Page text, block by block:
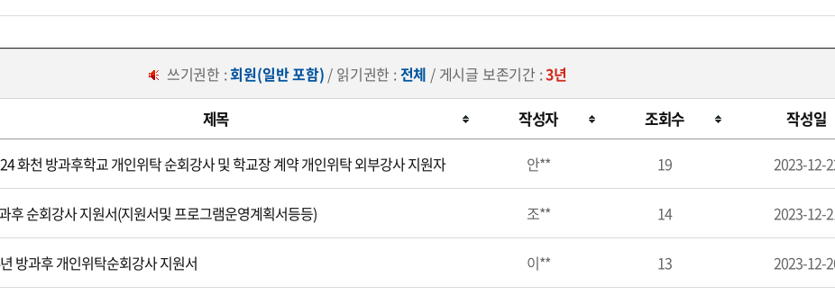
쓰기권한 :회원(일반 포함) / 읽기권한 :전체 / 게시글 보존기간 :3년
제목 작성자 조회수 작성일
화천 방과후학교 개인위탁 순회강사 및 학교장 계약 개인위탁 외부강사 지원자 안** 19 2023-12-
후 순회강사 지원서(지원서및 프로그램운영계획서등등) 조** 14 2023-12-
방과후 개인위탁순회강사 지원서 이** 13 2023-12-